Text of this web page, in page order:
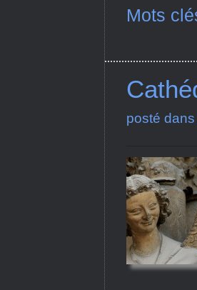
Mots
posté dans